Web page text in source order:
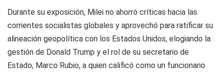
Durante su exposición, Milei no ahorró críticas hacia las
corrientes socialistas globales y aprovechó para ratificar su
alineación geopolítica con los Estados Unidos, elogiando la
gestión de Donald Trump y el rol de su secretario de
Estado, Marco Rubio, a quien calificó como un funcionario